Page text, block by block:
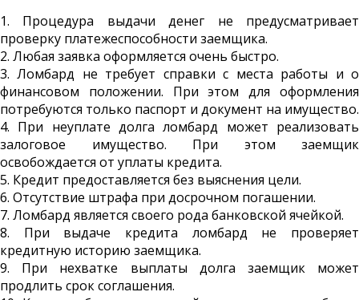
1. Процедура выдачи денег не предусматривает
проверку платежеспособности заемщика.
2. Любая заявка оформляется очень быстро.
3. Ломбард не требует справки с места работы и о
финансовом положении. При этом для оформления
потребуются только паспорт и документ на имущество.
4. При неуплате долга ломбард может реализовать
залоговое имущество. При этом заемщик
освобождается от уплаты кредита.
5. Кредит предоставляется без выяснения цели.
6. Отсутствие штрафа при досрочном погашении.
7. Ломбард является своего рода банковской ячейкой.
8. При выдаче кредита ломбард не проверяет
кредитную историю заемщика.
9. При нехватке выплаты долга заемщик может
продлить срок соглашения.